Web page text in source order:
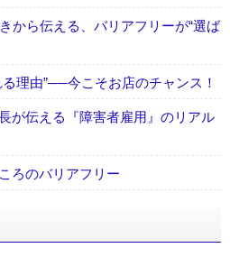
から伝える、バリアフリーが“選ば
理由”──今こそお店のチャンス！
が伝える『障害者雇用』のリアル
ろのバリアフリー